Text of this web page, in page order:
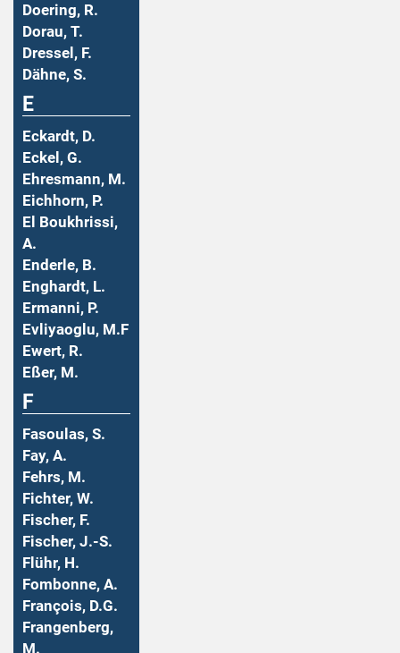
Doering, R.
Dorau, T.
Dressel, F.
Dähne, S.
E
Eckardt, D.
Eckel, G.
Ehresmann, M.
Eichhorn, P.
El Boukhrissi,
A.
Enderle, B.
Enghardt, L.
Ermanni, P.
Evliyaoglu, M.F
Ewert, R.
Eßer, M.
F
Fasoulas, S.
Fay, A.
Fehrs, M.
Fichter, W.
Fischer, F.
Fischer, J.-S.
Flühr, H.
Fombonne, A.
François, D.G.
Frangenberg,
M.